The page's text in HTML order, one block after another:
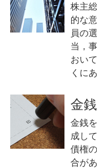
株主
的な
員の
当，
おい
くに
金
金銭
成し
債権
合が